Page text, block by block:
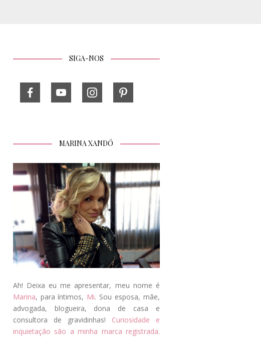
SIGA-NOS
MARINA XANDÓ
Ah! Deixa eu me apresentar, meu nome é
Marina, para íntimos, Mi. Sou esposa, mãe,
advogada, blogueira, dona de casa e
consultora de gravidinhas! Curiosidade e
inquietação são a minha marca registrada.